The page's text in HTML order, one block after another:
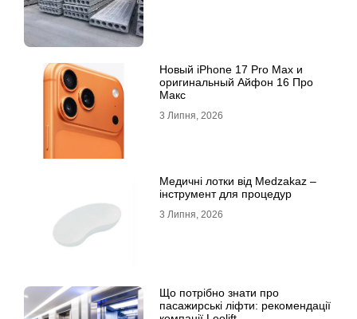
Новый iPhone 17 Pro Max и
оригинальный Айфон 16 Про
Макс
3 Липня, 2026
Медичні лотки від Medzakaz –
інструмент для процедур
3 Липня, 2026
Що потрібно знати про
пасажирські ліфти: рекомендації